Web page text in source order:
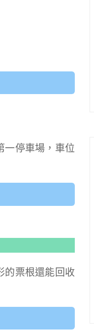
一停車場，車位
的票根還能回收